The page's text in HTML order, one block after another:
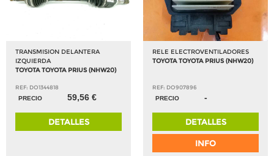
TRANSMISION DELANTERA
IZQUIERDA
TOYOTA TOYOTA PRIUS (NHW20)
REF: DO1344818
PRECIO
59,56 €
DETALLES
RELE ELECTROVENTILADORES
TOYOTA TOYOTA PRIUS (NHW20)
REF: DO907896
PRECIO
-
DETALLES
INFO